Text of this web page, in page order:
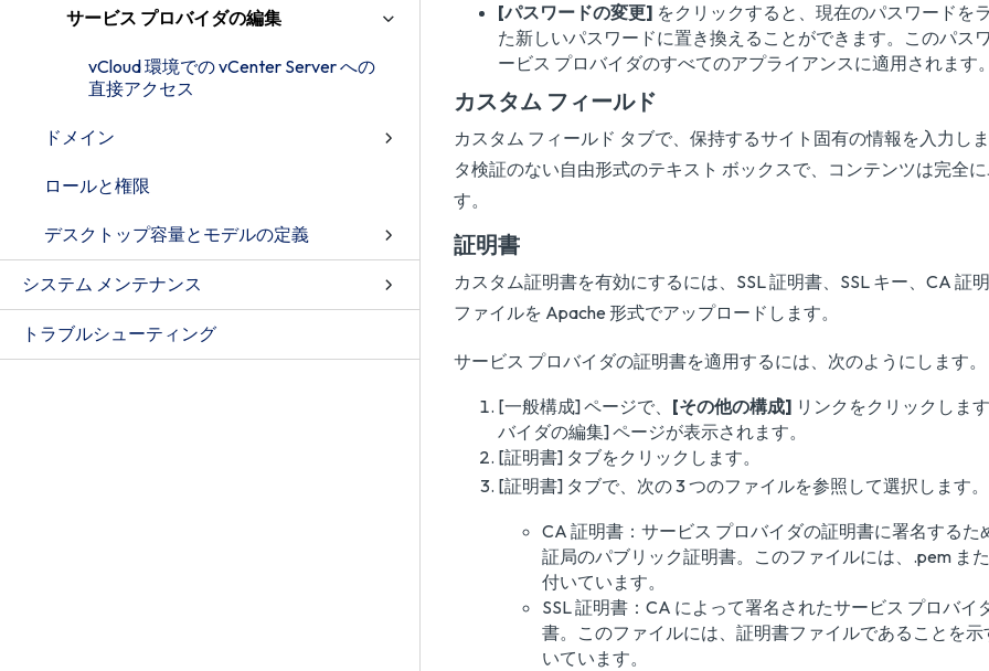
サービス プロバイダの編集
vCloud 環境での vCenter Server への
直接アクセス
ドメイン
ロールと権限
デスクトップ容量とモデルの定義
システム メンテナンス
トラブルシューティング
[パスワードの変更] をクリックすると、現在のパスワードを
た新しいパスワードに置き換えることができます。このパス
ービス プロバイダのすべてのアプライアンスに適用されます。
カスタム フィールド
カスタム フィールド タブで、保持するサイト固有の情報を入力し
タ検証のない自由形式のテキスト ボックスで、コンテンツは完全
す。
証明書
カスタム証明書を有効にするには、SSL 証明書、SSL キー、CA 証
ファイルを Apache 形式でアップロードします。
サービス プロバイダの証明書を適用するには、次のようにします。
[一般構成] ページで、 [その他の構成] リンクをクリックしま
バイダの編集] ページが表示されます。
[証明書] タブをクリックします。
[証明書] タブで、次の 3 つのファイルを参照して選択します。
CA 証明書：サービス プロバイダの証明書に署名するた
証局のパブリック証明書。このファイルには、.pem ま
付いています。
SSL 証明書：CA によって署名されたサービス プロバイ
書。このファイルには、証明書ファイルであることを
いています。